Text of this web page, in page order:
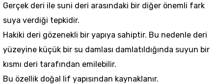
Gerçek deri ile suni deri arasındaki bir diğer önemli fark
suya verdiği tepkidir.
Hakiki deri gözenekli bir yapıya sahiptir. Bu nedenle deri
yüzeyine küçük bir su damlası damlatıldığında suyun bir
kısmı deri tarafından emilebilir.
Bu özellik doğal lif yapısından kaynaklanır.